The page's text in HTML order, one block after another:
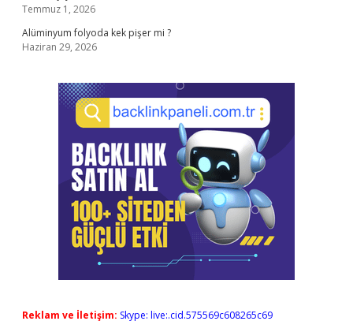
Temmuz 1, 2026
Alüminyum folyoda kek pişer mi ?
Haziran 29, 2026
Reklam ve İletişim: Skype: live:.cid.575569c608265c69